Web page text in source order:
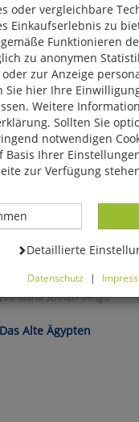
Eva-Maria Schnurr (Hrsg.):
Das Alte Ägypten
oder vergleichbare
Einkaufserlebnis zu
Funktionieren
zu anonymen
zur Anzeige
Sie hier Ihre
Weitere
Sollten Sie
notwendigen
Basis Ihrer
zur Verfügung
-
Datenverarbeitung -
Detaillierte
Datenschutz |
Ihr Besuch nur mit
Sie, dass auf Basis
der Seite zur
Sie die